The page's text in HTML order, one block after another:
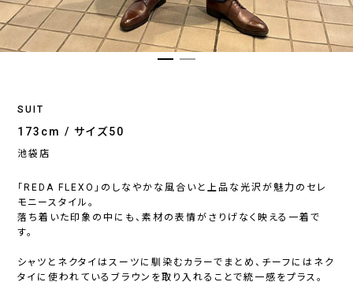
SUIT
173cm / サイズ50
池袋店
「REDA FLEXO」のしなやかな風合いと上品な光沢が魅力のセレ
モニースタイル。
落ち着いた印象の中にも、素材の表情がさりげなく映える一着で
す。
シャツとネクタイはスーツに馴染むカラーでまとめ、チーフにはネク
タイに使われているブラウンを取り入れることで統一感をプラス。